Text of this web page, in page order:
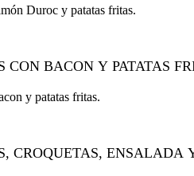
Duroc y patatas fritas.
CON BACON Y PATATAS
y patatas fritas.
CROQUETAS, ENSALADA